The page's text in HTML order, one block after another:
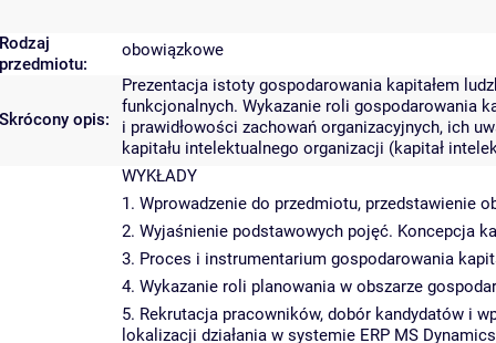
Rodzaj
przedmiotu:
obowiązkowe
Skrócony opis:
Prezentacja istoty gospodarowania kapitałem
funkcjonalnych. Wykazanie roli gospodarowania
i prawidłowości zachowań organizacyjnych, ich
kapitału intelektualnego organizacji (kapitał
WYKŁADY
1. Wprowadzenie do przedmiotu, przedstawienie
2. Wyjaśnienie podstawowych pojęć. Koncepcja
3. Proces i instrumentarium gospodarowania
4. Wykazanie roli planowania w obszarze
5. Rekrutacja pracowników, dobór kandydatów i
lokalizacji działania w systemie ERP MS